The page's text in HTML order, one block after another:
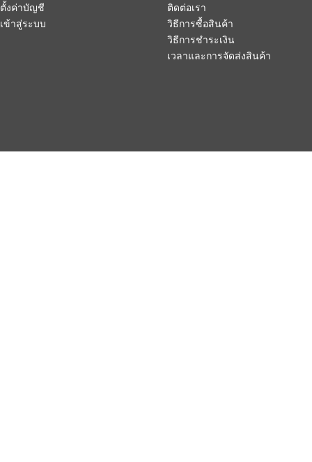
ตั้งค่าบัญชี
เข้าสู่ระบบ
ติดต่อเรา
วิธีการซื้อสินค้า
วิธีการชำระเงิน
เวลาและการจัดส่งสินค้า